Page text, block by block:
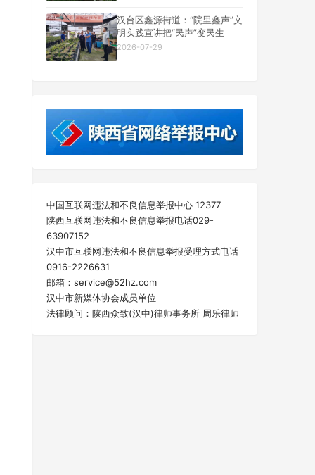
汉台区鑫源街道：“院里鑫声”文
明实践宣讲把“民声”变民生
2026-07-29
中国互联网违法和不良信息举报中心 12377
陕西互联网违法和不良信息举报电话029-
63907152
汉中市互联网违法和不良信息举报受理方式电话
0916-2226631
邮箱：service@52hz.com
汉中市新媒体协会成员单位
法律顾问：陕西众致(汉中)律师事务所 周乐律师